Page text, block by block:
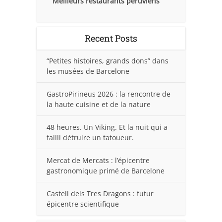
Recent Posts
“Petites histoires, grands dons” dans
les musées de Barcelone
GastroPirineus 2026 : la rencontre de
la haute cuisine et de la nature
48 heures. Un Viking. Et la nuit qui a
failli détruire un tatoueur.
Mercat de Mercats : l’épicentre
gastronomique primé de Barcelone
Castell dels Tres Dragons : futur
épicentre scientifique